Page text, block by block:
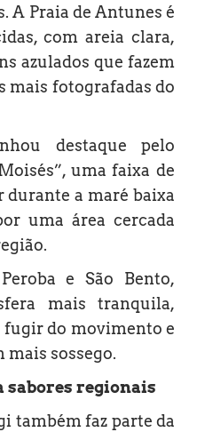
A Praia de Antunes é
com areia clara,
azulados que fazem
mais fotografadas do
destaque pelo
uma faixa de
durante a maré baixa
uma área cercada
e São Bento,
mais tranquila,
fugir do movimento e
sossego.
regionais
também faz parte da